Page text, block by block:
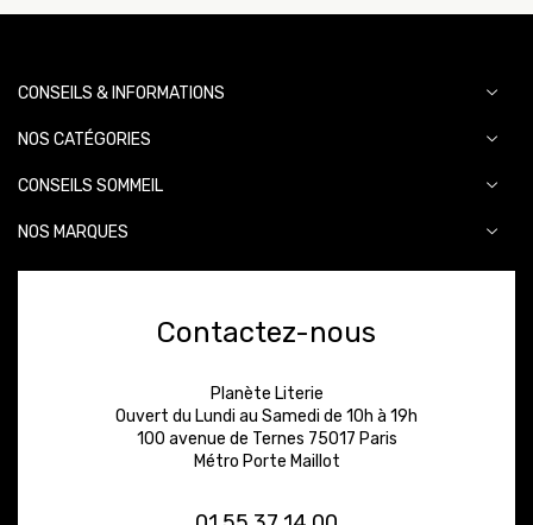
CONSEILS & INFORMATIONS
NOS CATÉGORIES
CONSEILS SOMMEIL
NOS MARQUES
Contactez-nous
Planète Literie
Ouvert du Lundi au Samedi de 10h à 19h
100 avenue de Ternes 75017 Paris
Métro Porte Maillot